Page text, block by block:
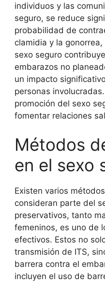
individuos y las
seguro, se reduce
probabilidad de
clamidia y la
sexo seguro
embarazos no
un impacto
personas
promoción del sexo
fomentar relaciones
Métodos
en el sexo
Existen varios
consideran parte del
preservativos, tanto
femeninos, es uno de
efectivos. Estos no
transmisión de ITS,
barrera contra el
incluyen el uso de